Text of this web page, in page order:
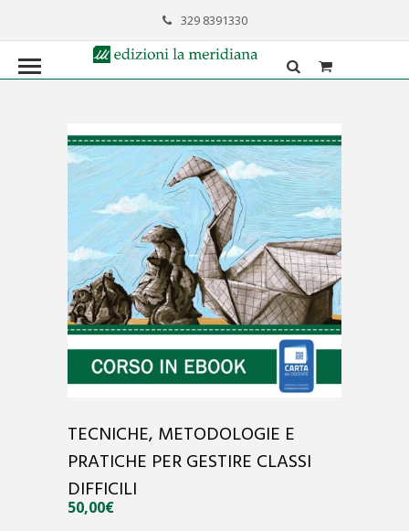
329 8391330
formazione@lameridiana.it
TECNICHE, METODOLOGIE E
PRATICHE PER GESTIRE CLASSI
DIFFICILI
50,00€